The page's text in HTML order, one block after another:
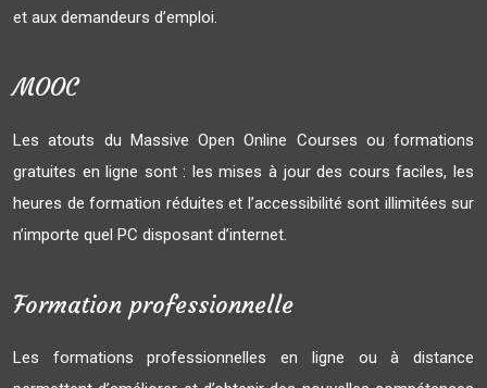
et aux demandeurs d’emploi.
MOOC
Les atouts du Massive Open Online Courses ou formations
gratuites en ligne sont : les mises à jour des cours faciles, les
heures de formation réduites et l’accessibilité sont illimitées sur
n’importe quel PC disposant d’internet.
Formation professionnelle
Les formations professionnelles en ligne ou à distance